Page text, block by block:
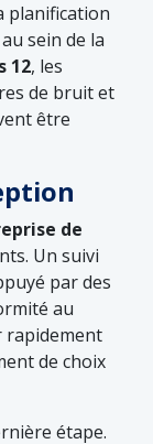
planification
sein de la
12, les
de bruit et
être
de
Un suivi
par des
au
rapidement
de choix
étape.